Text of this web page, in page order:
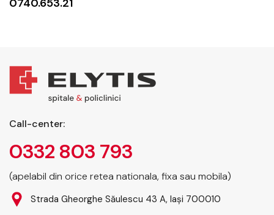
Call-center:
0332 803 793
(apelabil din orice retea nationala, fixa sau mobila)
Strada Gheorghe Săulescu 43 A, Iași 700010